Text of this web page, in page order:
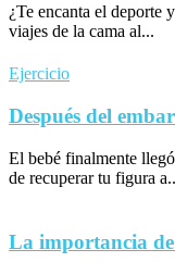
¿Te encanta el deporte
viajes de la cama al...
Ejercicio
Después del
El bebé finalmente
de recuperar tu figura
La importancia